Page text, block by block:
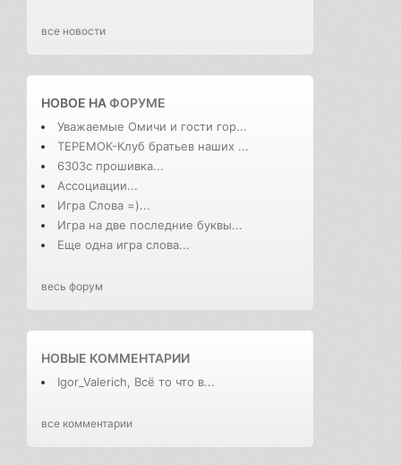
все новости
НОВОЕ НАФОРУМЕ
Уважаемые Омичи и гости гор...
ТЕРЕМОК-Клуб братьев наших ...
6303с прошивка...
Ассоциации...
Игра Слова =)...
Игра на две последние буквы...
Еще одна игра слова...
весь форум
НОВЫЕ КОММЕНТАРИИ
Igor_Valerich, Всё то что в...
все комментарии